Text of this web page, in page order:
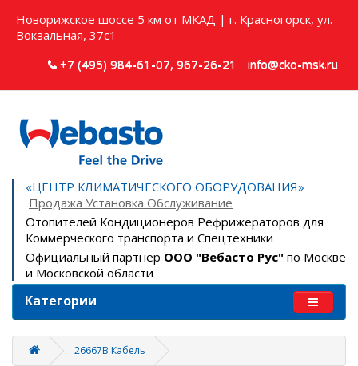
Новорижское шоссе 5 км от МКАД | г. Красногорск, ул.
Вокзальная, 37с1
+7 (495) 984-61-07, 967-26-21
info@cko-msk.ru
«ЦЕНТР КЛИМАТИЧЕСКОГО ОБОРУДОВАНИЯ»
Продажа Установка Обслуживание
Отопителей Кондиционеров Рефрижераторов для
Коммерческого транспорта и Спецтехники
Официальный партнер ООО "Вебасто Рус" по Москве
и Московской области
Категории
26667B Кабель